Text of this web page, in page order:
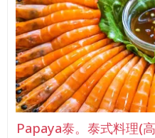
Papaya泰。泰式料理(